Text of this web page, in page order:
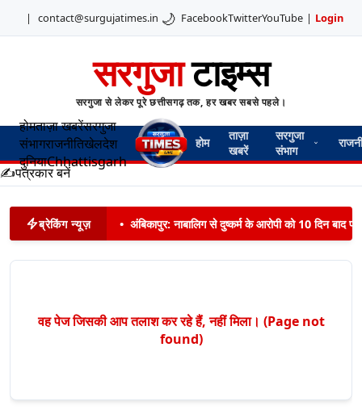
| contact@surgujatimes.in 🌙 FacebookTwitterYouTube | Login
सरगुजाटाइम्स
सरगुजा से लेकर पूरे छत्तीसगढ़ तक, हर खबर सबसे पहले।
होमताज़ा खबरेंसरगुजा
संभागराजनीतिखेलदेश
दुनियाChhattisgarh
होम
ताज़ा
खबरें
सरगुजा
संभाग
✍️पत्रकार बनें
ब्रेकिंग न्यूज़ • अंबिकापुर: नाबालिग से दुष्कर्म के आरोपी को 10 दिन बाद
वह पेज जिसकी आप तलाश कर रहे हैं, नहीं मिला। (Page not
found)